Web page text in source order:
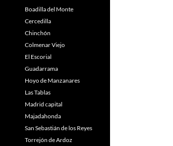
Boadilla del Monte
Cercedilla
Chinchón
Colmenar Viejo
El Escorial
Guadarrama
Hoyo de Manzanares
Las Tablas
Madrid capital
Majadahonda
San Sebastián de los Reyes
Torrejón de Ardoz